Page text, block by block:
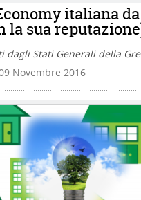
italiana
la sua
dagli Stati Generali della
Novembre 2016